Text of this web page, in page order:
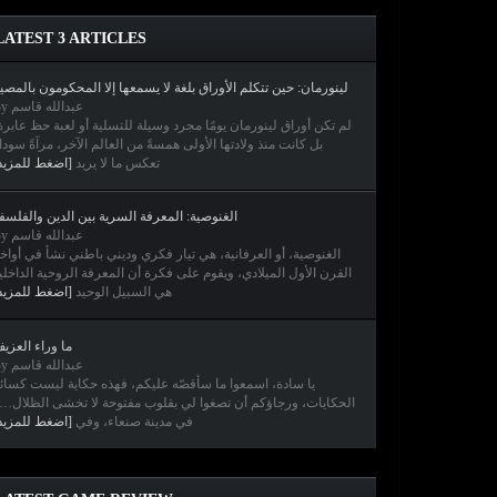
3 ARTICLES
لينورمان: حين تتكلم الأوراق بلغة لا يسمعها إلا المحكومون
By عبدالله قاسم
لم تكن أوراق لينورمان يومًا مجرد وسيلة للتسلية أو لعبة حظ
بل كانت منذ ولادتها الأولى همسةً من العالم الآخر، مرآةً
تعكس ما لا يريد [اضغط
الغنوصية: المعرفة السرية بين الدين
By عبدالله قاسم
الغنوصية، أو العرفانية، هي تيار فكري وديني باطني نشأ في
القرن الأول الميلادي، ويقوم على فكرة أن المعرفة الروحية
هي السبيل الوحيد [اضغط
ما وراء
By عبدالله قاسم
يا سادة، اسمعوا ما سأقصّه عليكم، فهذه حكاية ليست
الحكايات، ورجاؤكم أن تصغوا لي بقلوب مفتوحة لا تخشى الظلال…
في مدينة صنعاء، وفي [اضغط